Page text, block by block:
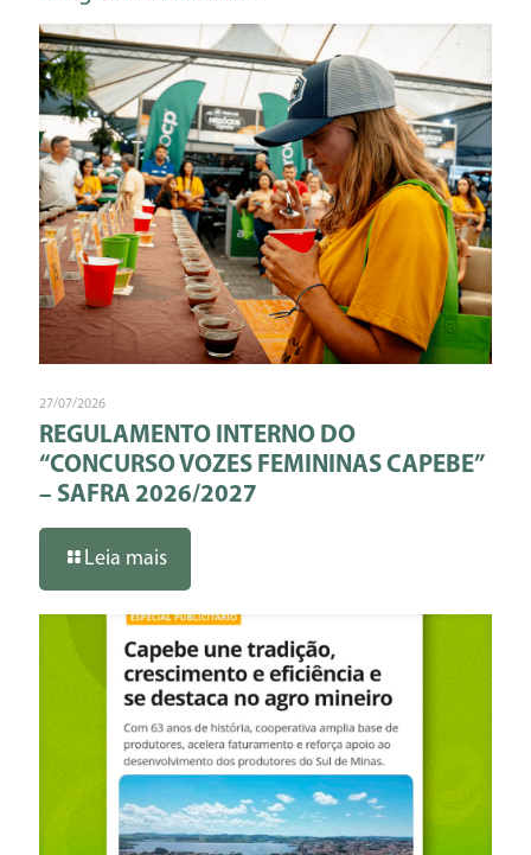
27/07/2026
REGULAMENTO INTERNO DO
“CONCURSO VOZES FEMININAS CAPEBE”
– SAFRA 2026/2027
Leia mais